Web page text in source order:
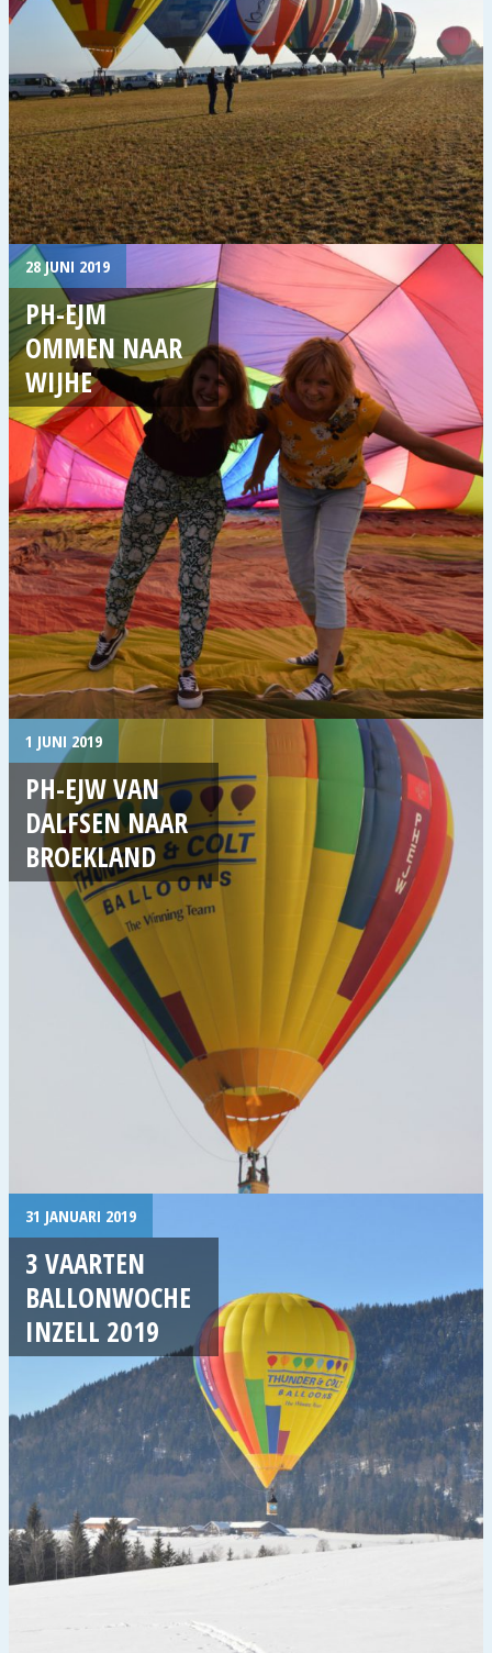
28 JUNI 2019
PH-EJM
OMMEN NAAR
WIJHE
1 JUNI 2019
PH-EJW VAN
DALFSEN NAAR
BROEKLAND
31 JANUARI 2019
3 VAARTEN
BALLONWOCHE
INZELL 2019